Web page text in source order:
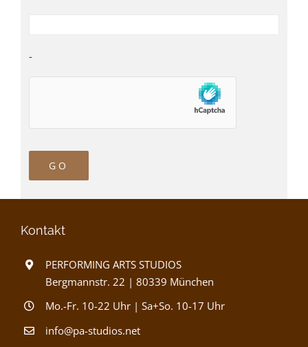
-
Kontakt
PERFORMING ARTS STUDIOS
Bergmannstr. 22 | 80339 München
Mo.-Fr. 10-22 Uhr | Sa+So. 10-17 Uhr
info@pa-studios.net